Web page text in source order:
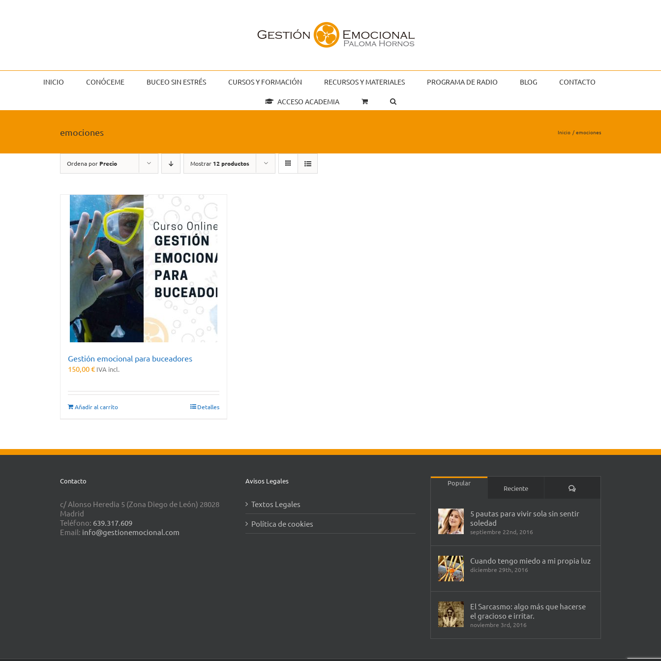
INICIO CONÓCEME BUCEO SIN ESTRÉS CURSOS Y FORMACIÓN RECURSOS Y MATERIALES PROGRAMA DE RADIO BLOG CONTACTO
ACCESO ACADEMIA
emociones Inicio emociones
Ordena por Precio Mostrar 12 productos
Gestión emocional para buceadores
150,00€ IVA incl.
Añadir al carrito Detalles
Contacto
c/ Alonso Heredia 5 (Zona Diego de León) 28028
Madrid
Teléfono: 639.317.609
Email: info@gestionemocional.com
Avisos Legales
Textos Legales
Política de cookies
Popular
Reciente Comentarios
5 pautas para vivir sola sin sentir
soledad
septiembre 22nd, 2016
Cuando tengo miedo a mi propia luz
diciembre 29th, 2016
El Sarcasmo: algo más que hacerse
el gracioso e irritar.
noviembre 3rd, 2016